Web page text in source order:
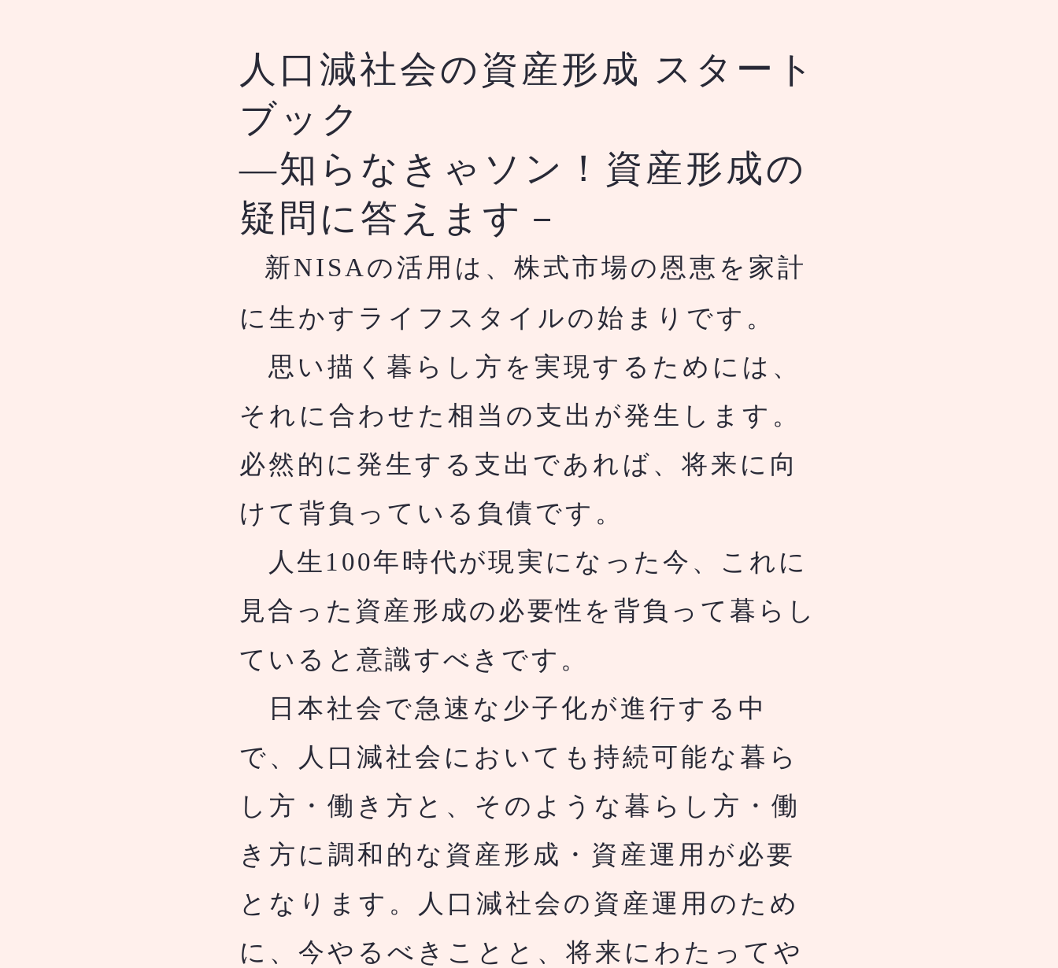
人口減社会の資産形成 スタート
ブック
―知らなきゃソン！資産形成の
疑問に答えます－
新NISAの活用は、株式市場の恩恵を家計
に生かすライフスタイルの始まりです。
思い描く暮らし方を実現するためには、
それに合わせた相当の支出が発生します。
必然的に発生する支出であれば、将来に向
けて背負っている負債です。
人生100年時代が現実になった今、これに
見合った資産形成の必要性を背負って暮らし
ていると意識すべきです。
日本社会で急速な少子化が進行する中
で、人口減社会においても持続可能な暮ら
し方・働き方と、そのような暮らし方・働
き方に調和的な資産形成・資産運用が必要
となります。人口減社会の資産運用のため
に、今やるべきことと、将来にわたってや